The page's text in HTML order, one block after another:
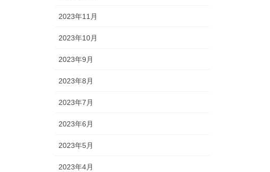
2023年11月
2023年10月
2023年9月
2023年8月
2023年7月
2023年6月
2023年5月
2023年4月